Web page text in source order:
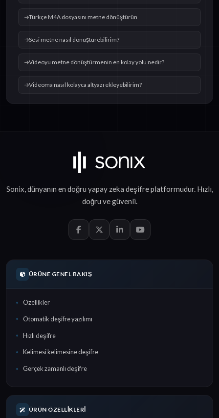
Türkçe M4A dosyasını metne dönüştürün
Sesi metne nasıl dönüştürebilirim?
Videoyu metne dönüştürmenin en kolay yolu nedir?
Videoma nasıl kolayca altyazı ekleyebilirim?
Sonix, dünyanın en doğru yapay zeka deşifreplatformudur. Hızlı,
doğru vegüvenli.
ÜRÜNE GENEL BAKIŞ
Özellikler
Otomatik deşifre yazılımı
Hızlı deşifre
Kelimesi kelimesine deşifre
Gerçek zamanlı deşifre
ÜRÜN ÖZELLIKLERI